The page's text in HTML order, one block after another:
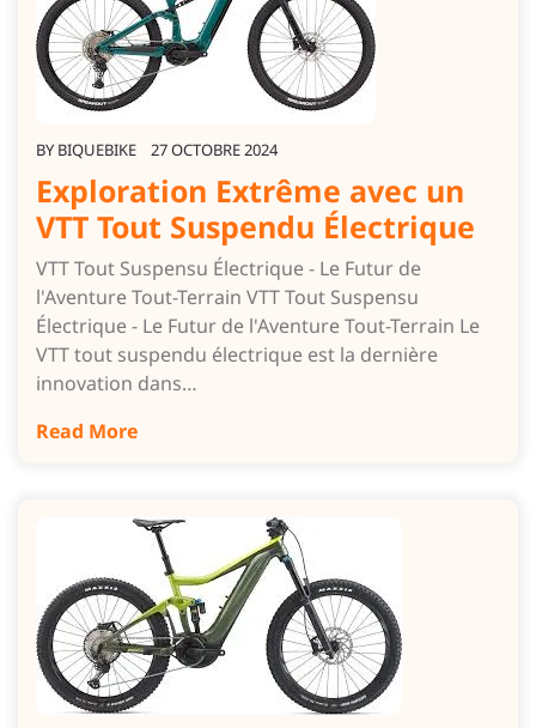
BY BIQUEBIKE 27 OCTOBRE 2024
Exploration Extrême avec un
VTT Tout Suspendu Électrique
VTT Tout Suspensu Électrique - Le Futur de
l'Aventure Tout-Terrain VTT Tout Suspensu
Électrique - Le Futur de l'Aventure Tout-Terrain Le
VTT tout suspendu électrique est la dernière
innovation dans…
Read More